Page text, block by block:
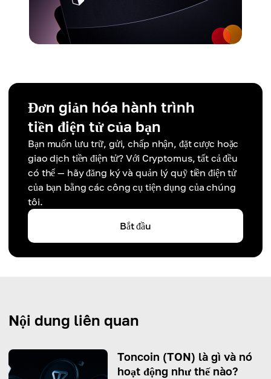
Đơn giản hóa hành trình
tiền điện tử của bạn
Bạn muốn lưu trữ, gửi, chấp nhận, đặt cược hoặc
giao dịch tiền điện tử? Với Cryptomus, tất cả đều
có thể — hãy đăng ký và quản lý quỹ tiền điện tử
của bạn bằng các công cụ tiện dụng của chúng
tôi.
Bắt đầu
Nội dung liên quan
Toncoin (TON) là gì và nó
hoạt động như thế nào?